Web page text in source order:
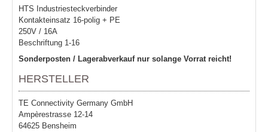
HTS Industriesteckverbinder
Kontakteinsatz 16-polig + PE
250V / 16A
Beschriftung 1-16
Sonderposten / Lagerabverkauf nur solange Vorrat reicht!
HERSTELLER
TE Connectivity Germany GmbH
Ampèrestrasse 12-14
64625 Bensheim